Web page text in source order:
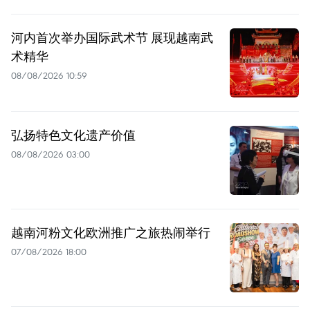
河内首次举办国际武术节 展现越南武
术精华
08/08/2026 10:59
弘扬特色文化遗产价值
08/08/2026 03:00
越南河粉文化欧洲推广之旅热闹举行
07/08/2026 18:00